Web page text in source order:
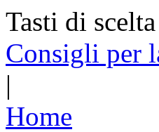
Tasti di
Consigli per
|
Home